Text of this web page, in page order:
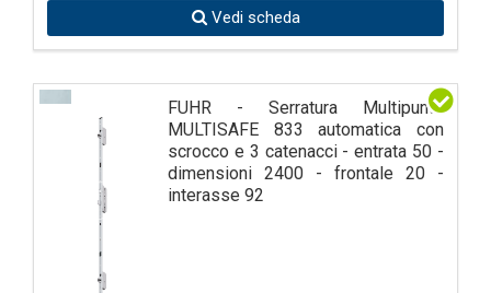
Vedi scheda
FUHR - Serratura Multipunto
MULTISAFE 833 automatica con
scrocco e 3 catenacci - entrata 50 -
dimensioni 2400 - frontale 20 -
interasse 92